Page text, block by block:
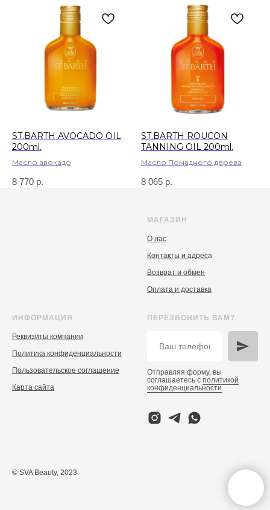
ST.BARTH AVOCADO OIL
200ml.
Масло авокадо
8 770 р.
ST.BARTH ROUCON
TANNING OIL 200ml.
Масло Помадного дерева
8 065 р.
МАГАЗИН
О нас
Контакты и адреса
Возврат и обмен
Оплата и доставка
ИНФОРМАЦИЯ
Реквизиты компании
Политика конфиденциальности
Пользовательское соглашение
Карта сайта
ПЕРЕЗВОНИТЬ ВАМ?
Отправляя форму, вы
соглашаетесь с политикой
конфиденциальности.
© SVA Beauty, 2023.